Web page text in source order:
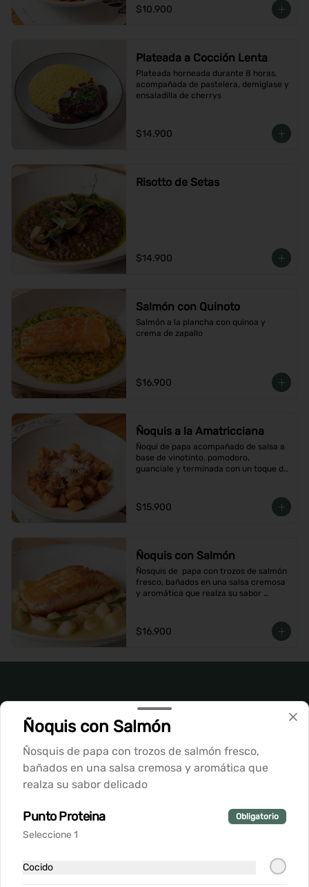
$10.900
Plateada a Cocción Lenta
Plateada horneada durante 8 horas,
acompañada de pastelera, demiglase y
ensaladilla de cherrys
$14.900
Risotto de Setas
$14.900
Salmón con Quinoto
Salmón a la plancha con quinoa y
crema de zapallo
$16.900
Ñoquis a la Amatricciana
Ñoqui de papa acompañado de salsa a
base de vinotinto, pomodoro,
guanciale y terminada con un toque de
$15.900
Ñoquis con Salmón
Ñosquis de  papa con trozos de salmón
fresco, bañados en una salsa cremosa
y aromática que realza su sabor
$16.900
Conócenos
Vitacura - Nilo Azul 1737
Ñoquis con Salmón
Ñosquis de papa con trozos de salmón fresco,
bañados en una salsa cremosa y aromática que
realza su sabor delicado
Punto Proteina Obligatorio
Seleccione 1
Cocido